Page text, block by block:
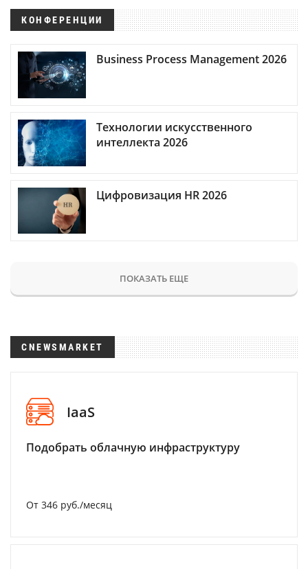
КОНФЕРЕНЦИИ
Business Process Management 2026
Технологии искусственного
интеллекта 2026
Цифровизация HR 2026
ПОКАЗАТЬ ЕЩЕ
CNEWSMARKET
IaaS
Подобрать облачную инфраструктуру
От 346 руб./месяц